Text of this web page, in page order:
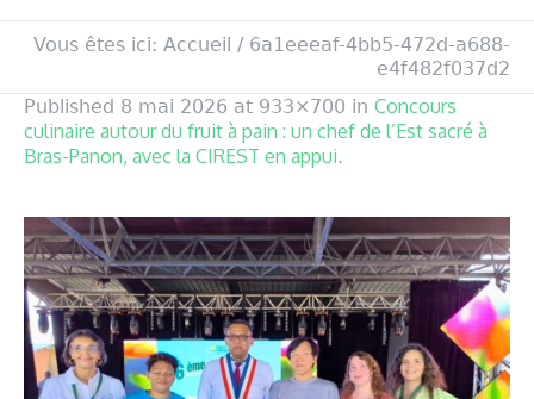
Vous êtes ici: Accueil / 6a1eeeaf-4bb5-472d-a688-
e4f482f037d2
Published 8 mai 2026 at 933×700 in Concours
culinaire autour du fruit à pain : un chef de l’Est sacré à
Bras-Panon, avec la CIREST en appui.